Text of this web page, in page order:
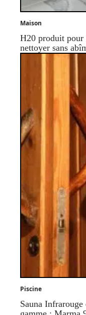
Maison
H20 produit pour
nettoyer sans
Piscine
Sauna Infrarouge